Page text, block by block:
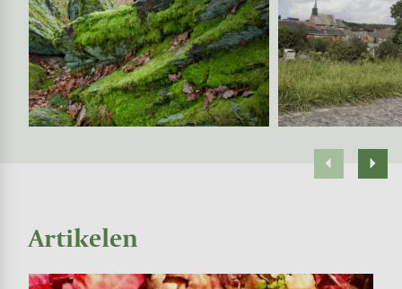
Artikelen